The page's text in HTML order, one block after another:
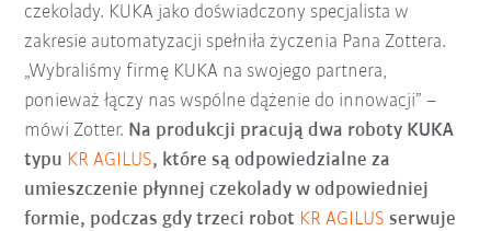
czekolady. KUKA jako doświadczony specjalista w
zakresie automatyzacji spełniła życzenia Pana Zottera.
„Wybraliśmy firmę KUKA na swojego partnera,
ponieważ łączy nas wspólne dążenie do innowacji” –
mówi Zotter. Na produkcji pracują dwa roboty KUKA
typu KR AGILUS, które są odpowiedzialne za
umieszczenie płynnej czekolady w odpowiedniej
formie, podczas gdy trzeci robot KR AGILUSserwuje